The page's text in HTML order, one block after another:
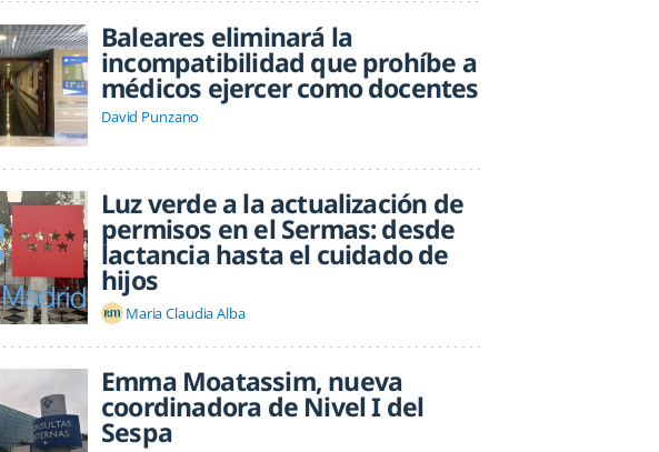
Baleares eliminará la
incompatibilidad que prohíbe a
médicos ejercer como docentes
David Punzano
Luz verde a la actualización de
permisos en el Sermas: desde
lactancia hasta el cuidado de
hijos
Maria Claudia Alba
Emma Moatassim, nueva
coordinadora de Nivel I del
Sespa